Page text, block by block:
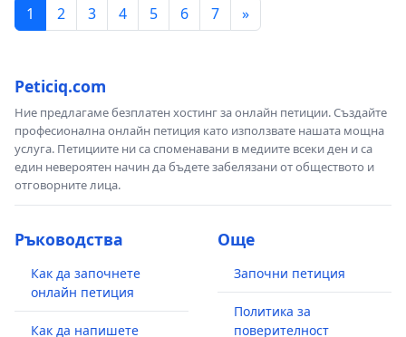
1 2 3 4 5 6 7 »
Peticiq.com
Ние предлагаме безплатен хостинг за онлайн петиции. Създайте
професионална онлайн петиция като използвате нашата мощна
услуга. Петициите ни са споменавани в медиите всеки ден и са
един невероятен начин да бъдете забелязани от обществото и
отговорните лица.
Ръководства
Как да започнете
онлайн петиция
Как да напишете
Още
Започни петиция
Политика за
поверителност